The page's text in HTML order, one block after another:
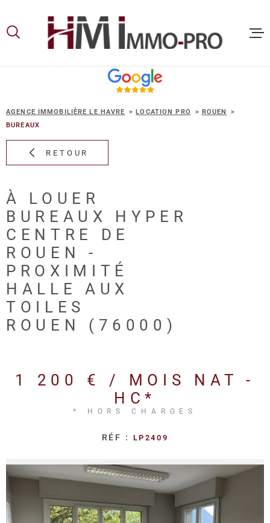
lamenu
contenu
AGENCE IMMOBILIÈRE LE HAVRE LOCATION PRO
ROUEN
BUREAUX
RETOUR
À LOUER
BUREAUX HYPER
CENTRE DE
ROUEN -
PROXIMITÉ
HALLE AUX
TOILES
ROUEN (76000)
1 200 € / MOIS
NAT -
HC*
* HORS CHARGES
RÉF : LP2409